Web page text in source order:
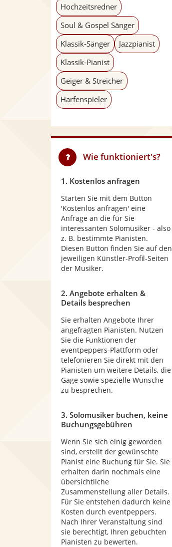
Hochzeitsredner
Soul & Gospel Sänger
Klassik-Sänger
Jazzpianist
Klassik-Pianist
Geiger & Streicher
Harfenspieler
Wie funktioniert's?
1. Kostenlos anfragen
Starten Sie mit dem Button
'Kostenlos anfragen' eine
Anfrage an die für Sie
interessanten Solomusiker - also
z. B. bestimmte Pianisten.
Diesen Button finden Sie auf den
jeweiligen Künstler-Profil-Seiten
der Musiker.
2. Angebote erhalten &
Details besprechen
Sie erhalten Angebote Ihrer
angefragten Pianisten. Nutzen
Sie die Funktionen der
eventpeppers-Plattform oder
telefonieren Sie direkt mit den
Pianisten um weitere Details, die
Gage sowie spezielle Wünsche
zu besprechen.
3. Solomusiker buchen, keine
Buchungsgebühren
Wenn Sie sich einig geworden
sind, erstellt der gewünschte
Pianist eine Buchung für Sie. Sie
erhalten darin nochmals eine
übersichtliche
Zusammenstellung aller Details.
Für Sie entstehen dadurch keine
Kosten durch eventpeppers.
Nach Ihrer Veranstaltung sind
sie berechtigt, Ihren gebuchten
Pianisten zu bewerten.